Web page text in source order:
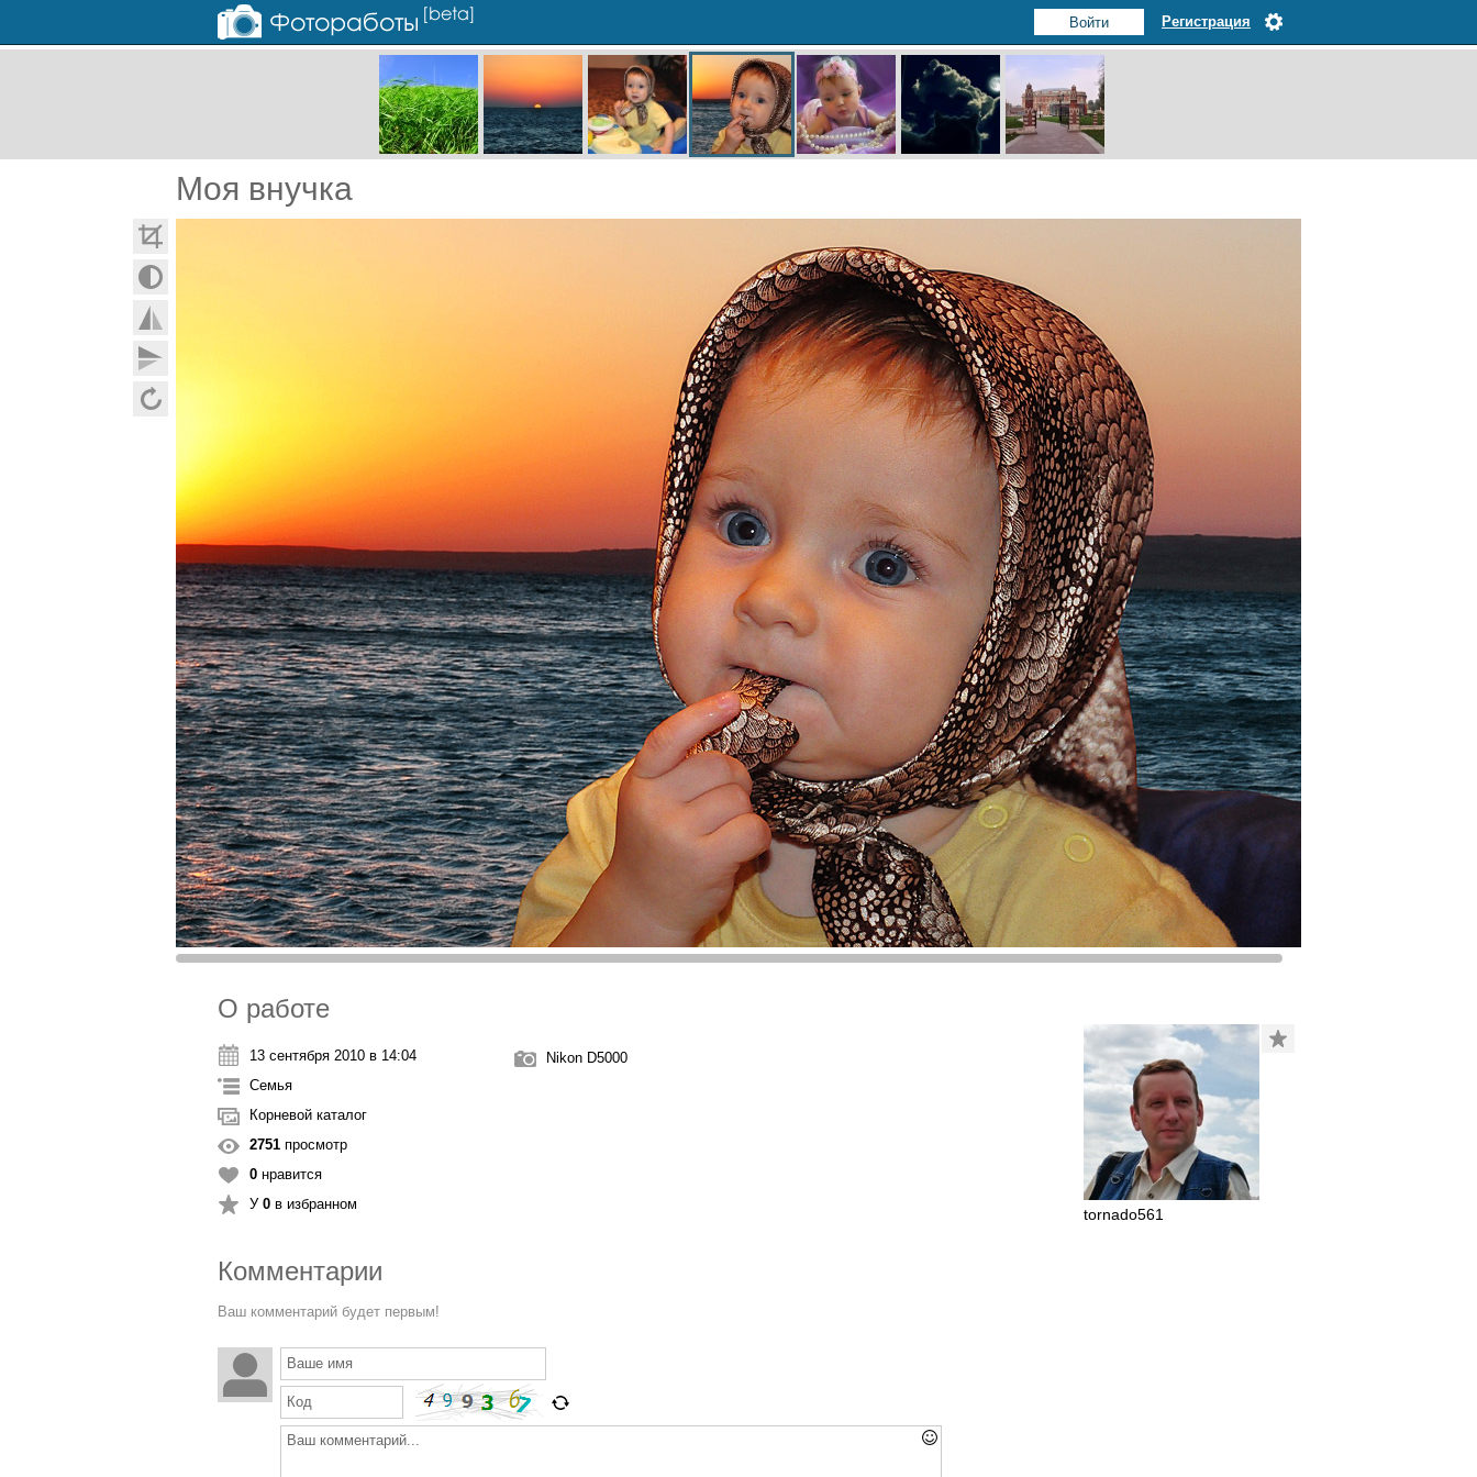
Регистрация
Моя внучка
О работе
13 сентября 2010 в 14:04
Семья
Корневой каталог
2751 просмотр
0 нравится
У 0 в избранном
Nikon D5000
tornado561
Комментарии
Ваш комментарий будет первым!
Ваше имя
Код
Ваш комментарий...